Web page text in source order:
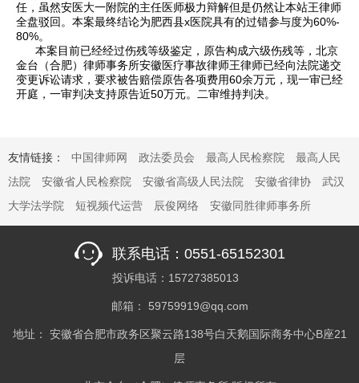
任，虽然安医大一附院的主任医师极力辩解但是仍然让本站王律师
全盘驳回。本案最终结论为肥西县x医院具有的过错参与度为60%-
80%。
本案目前已经经过伤残等级鉴定，原告构成六级伤残等，北京
金台（合肥）律师事务所安徽医疗事故律师王律师已经向法院递交
变更诉讼请求，要求被告赔偿原告各项费用60余万元，现一审已经
开庭，一审判决支持原告近50万元。二审维持判决。
友情链接： 中国律师网 政法委员会 最高人民检察院
最高人民
法院
安徽省人民检察院 安徽省高级人民法院 安徽省律协
武汉
大学法学院
短视频代运营 辰俊网络 安徽同胜律师事务所
联系电话：0551-65152301
投诉电话：15727385013
邮箱： 59759919@qq.com
地址： 安徽省合肥市政务区聚云路138号白天鹅国际商务中心B座21
层